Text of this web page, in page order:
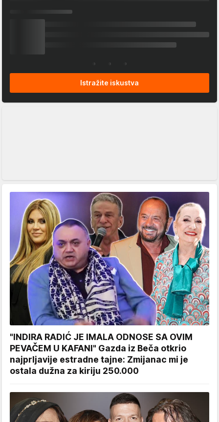
Istražite iskustva
"INDIRA RADIĆ JE IMALA ODNOSE SA OVIM
PEVAČEM U KAFANI" Gazda iz Beča otkrio
najprljavije estradne tajne: Zmijanac mi je
ostala dužna za kiriju 250.000